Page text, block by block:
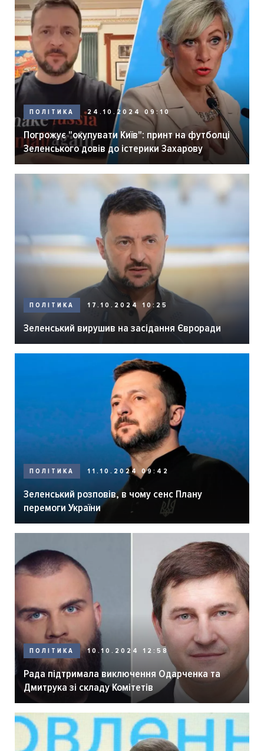
ПОЛІТИКА 24.10.2024 09:10
Погрожує "окупувати Київ": принт на футболці
Зеленського довів до істерики Захарову
ПОЛІТИКА 17.10.2024 10:25
Зеленський вирушив на засідання Євроради
ПОЛІТИКА 11.10.2024 09:42
Зеленський розповів, в чому сенс Плану
перемоги України
ПОЛІТИКА 10.10.2024 12:58
Рада підтримала виключення Одарченка та
Дмитрука зі складу Комітетів